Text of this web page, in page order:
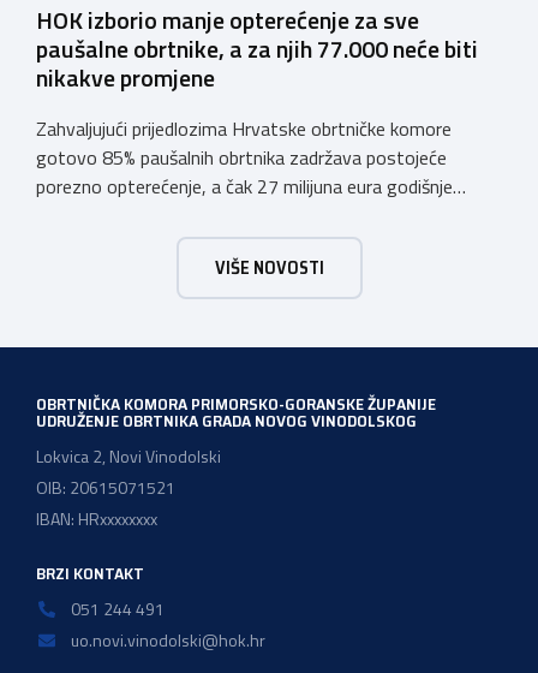
HOK izborio manje opterećenje za sve
paušalne obrtnike, a za njih 77.000 neće biti
nikakve promjene
Zahvaljujući prijedlozima Hrvatske obrtničke komore
gotovo 85% paušalnih obrtnika zadržava postojeće
porezno opterećenje, a čak 27 milijuna eura godišnje
komora pozdravlja odluku Vlade Republike Hrvatske da u
konačnom prijedlogu poreznih izmjena prihvati ključne
prijedloge HOK-a iznesene tijekom intenzivnog dijaloga s
VIŠE NOVOSTI
OBRTNIČKA KOMORA PRIMORSKO-GORANSKE ŽUPANIJE
UDRUŽENJE OBRTNIKA GRADA NOVOG VINODOLSKOG
Lokvica 2, Novi Vinodolski
OIB: 20615071521
IBAN: HRxxxxxxxx
BRZI KONTAKT
051 244 491
uo.novi.vinodolski@hok.hr